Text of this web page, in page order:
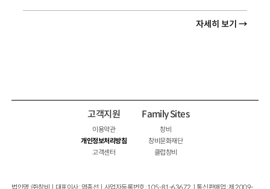
자세히 보기 →
고객지원
이용약관
개인정보처리방침
고객센터
Family Sites
창비
창비문화재단
클럽창비
법인명 : ㈜창비ㅣ대표이사 : 염종선ㅣ사업자등록번호 : 105-81-63672ㅣ통신판매업 : 제 2009-